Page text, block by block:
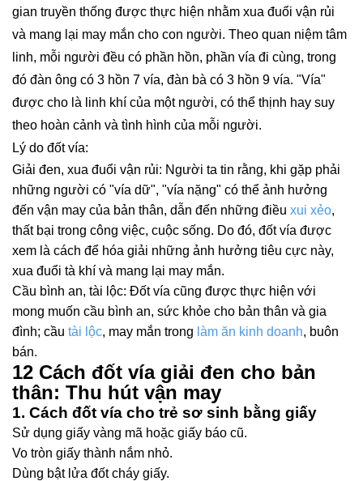
gian truyền thống được thực hiện nhằm xua đuổi vận rủi
và mang lại may mắn cho con người. Theo quan niệm tâm
linh, mỗi người đều có phần hồn, phần vía đi cùng, trong
đó đàn ông có 3 hồn 7 vía, đàn bà có 3 hồn 9 vía. "Vía"
được cho là linh khí của một người, có thể thịnh hay suy
theo hoàn cảnh và tình hình của mỗi người.
Lý do đốt vía:
Giải đen, xua đuổi vận rủi: Người ta tin rằng, khi gặp phải
những người có "vía dữ", "vía nặng" có thể ảnh hưởng
đến vận may của bản thân, dẫn đến những điều xui xẻo,
thất bại trong công việc, cuộc sống. Do đó, đốt vía được
xem là cách để hóa giải những ảnh hưởng tiêu cực này,
xua đuổi tà khí và mang lại may mắn.
Cầu bình an, tài lộc: Đốt vía cũng được thực hiện với
mong muốn cầu bình an, sức khỏe cho bản thân và gia
đình; cầu tài lộc, may mắn trong làm ăn kinh doanh, buôn
bán.
12 Cách đốt vía giải đen cho bản
thân: Thu hút vận may
1. Cách đốt vía cho trẻ sơ sinh bằng giấy
Sử dụng giấy vàng mã hoặc giấy báo cũ.
Vo tròn giấy thành nắm nhỏ.
Dùng bật lửa đốt cháy giấy.